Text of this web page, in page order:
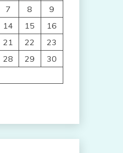
7 8
9
14 15
16
21 22
23
28 29
30